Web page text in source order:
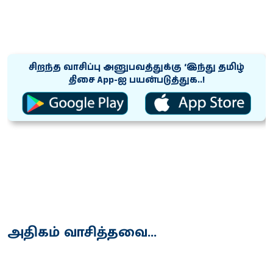
சிறந்த வாசிப்பு அனுபவத்துக்கு ‘இந்து தமிழ்
திசை App-ஐ பயன்படுத்துக..!
அதிகம் வாசித்தவை...